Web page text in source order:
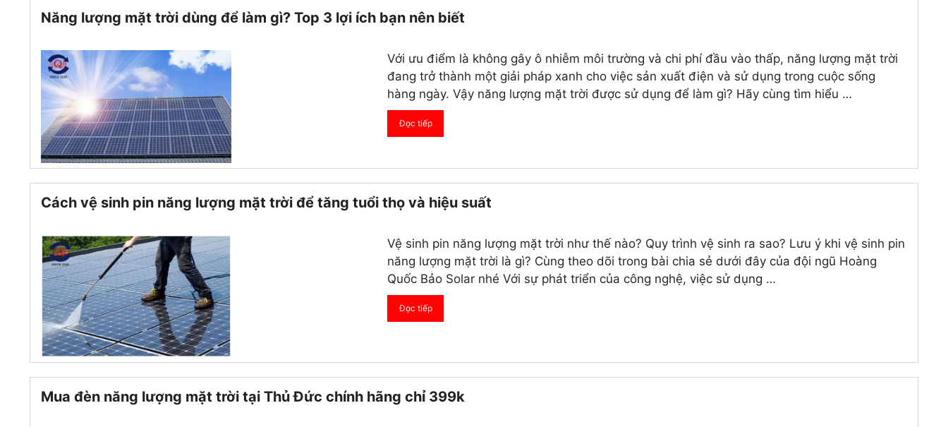
Năng lượng mặt trời dùng để làm gì? Top 3 lợi ích bạn nên biết
Với ưu điểm là không gây ô nhiễm môi trường và chi phí đầu vào thấp, năng lượng mặt trời
đang trở thành một giải pháp xanh cho việc sản xuất điện và sử dụng trong cuộc sống
hàng ngày. Vậy năng lượng mặt trời được sử dụng để làm gì? Hãy cùng tìm hiểu …
Đọc tiếp
Cách vệ sinh pin năng lượng mặt trời để tăng tuổi thọ và hiệu suất
Vệ sinh pin năng lượng mặt trời như thế nào? Quy trình vệ sinh ra sao? Lưu ý khi vệ sinh pin
năng lượng mặt trời là gì? Cùng theo dõi trong bài chia sẻ dưới đây của đội ngũ Hoàng
Quốc Bảo Solar nhé Với sự phát triển của công nghệ, việc sử dụng …
Đọc tiếp
Mua đèn năng lượng mặt trời tại Thủ Đức chính hãng chỉ 399k